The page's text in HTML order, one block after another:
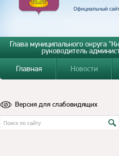
Глава муниципального округа
руководитель
Главная
Новости
Версия для слабовидящих